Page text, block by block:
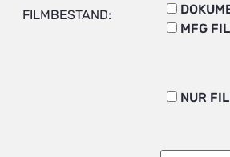
FILMBESTAND:
MFG
NUR